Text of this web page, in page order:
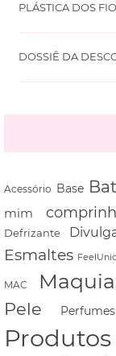
PLÁSTICA DOS
DOSSIÊ DA
Acessório Base
mim
Defrizante
Esmaltes
MAC
Pele Perfumes